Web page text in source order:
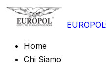
Home
Chi Siamo